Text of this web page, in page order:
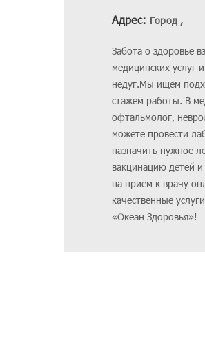
Адрес: Город ,
Забота о здоровье
медицинских услуг
недуг.Мы ищем
стажем работы. В
офтальмолог,
можете провести
назначить нужное
вакцинацию детей
на прием к врачу
качественные
«Океан Здоровья»!